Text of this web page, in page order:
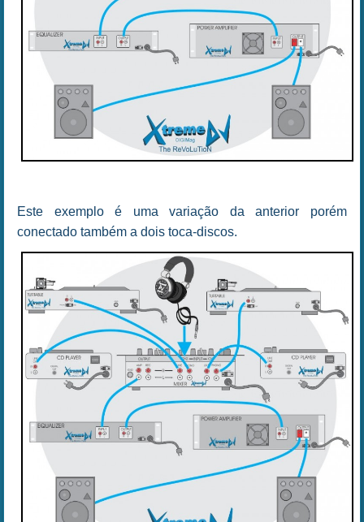
Este exemplo é uma variação da anterior porém
conectado também a dois toca-discos.